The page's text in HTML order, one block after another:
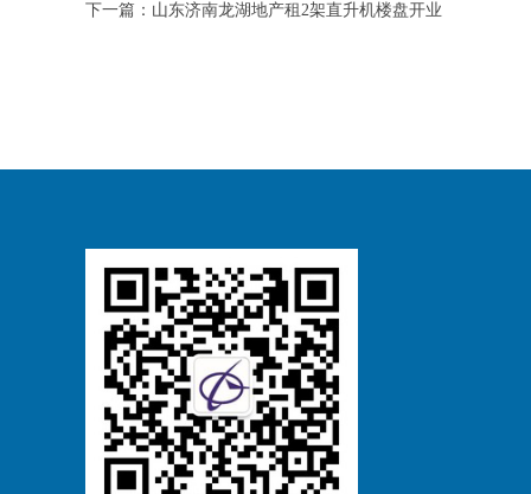
下一篇： 山东济南龙湖地产租2架直升机楼盘开业